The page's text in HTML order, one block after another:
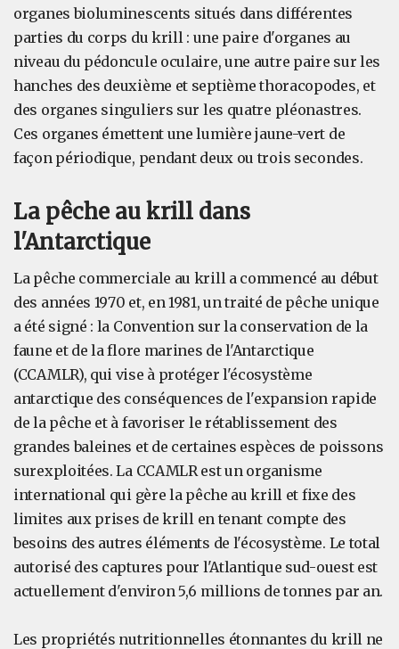
organes bioluminescents situés dans différentes
parties du corps du krill : une paire d'organes au
niveau du pédoncule oculaire, une autre paire sur les
hanches des deuxième et septième thoracopodes, et
des organes singuliers sur les quatre pléonastres.
Ces organes émettent une lumière jaune-vert de
façon périodique, pendant deux ou trois secondes.
La pêche au krill dans
l'Antarctique
La pêche commerciale au krill a commencé au début
des années 1970 et, en 1981, un traité de pêche unique
a été signé : la Convention sur la conservation de la
faune et de la flore marines de l'Antarctique
(CCAMLR), qui vise à protéger l'écosystème
antarctique des conséquences de l'expansion rapide
de la pêche et à favoriser le rétablissement des
grandes baleines et de certaines espèces de poissons
surexploitées. La CCAMLR est un organisme
international qui gère la pêche au krill et fixe des
limites aux prises de krill en tenant compte des
besoins des autres éléments de l'écosystème. Le total
autorisé des captures pour l'Atlantique sud-ouest est
actuellement d'environ 5,6 millions de tonnes par an.
Les propriétés nutritionnelles étonnantes du krill ne